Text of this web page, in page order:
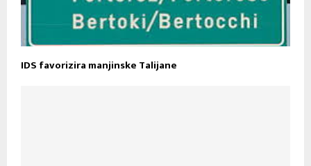
IDS favorizira manjinske Talijane